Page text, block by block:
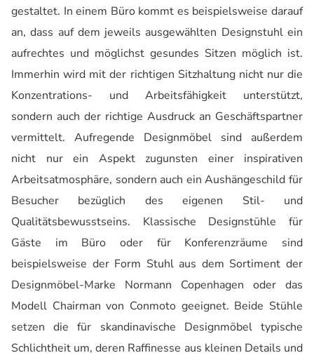
gestaltet. In einem Büro kommt es beispielsweise darauf
an, dass auf dem jeweils ausgewählten Designstuhl ein
aufrechtes und möglichst gesundes Sitzen möglich ist.
Immerhin wird mit der richtigen Sitzhaltung nicht nur die
Konzentrations- und Arbeitsfähigkeit unterstützt,
sondern auch der richtige Ausdruck an Geschäftspartner
vermittelt. Aufregende Designmöbel sind außerdem
nicht nur ein Aspekt zugunsten einer inspirativen
Arbeitsatmosphäre, sondern auch ein Aushängeschild für
Besucher bezüglich des eigenen Stil- und
Qualitätsbewusstseins. Klassische Designstühle für
Gäste im Büro oder für Konferenzräume sind
beispielsweise der Form Stuhl aus dem Sortiment der
Designmöbel-Marke Normann Copenhagen oder das
Modell Chairman von Conmoto geeignet. Beide Stühle
setzen die für skandinavische Designmöbel typische
Schlichtheit um, deren Raffinesse aus kleinen Details und